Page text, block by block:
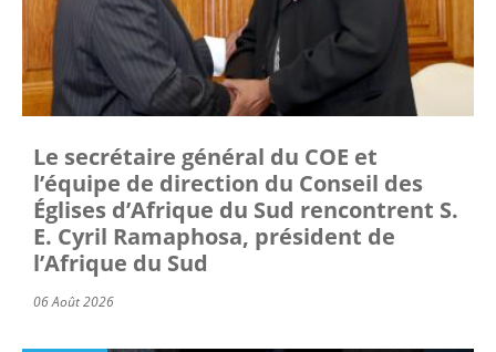
Le secrétaire général du COE et
l’équipe de direction du Conseil des
Églises d’Afrique du Sud rencontrent S.
E. Cyril Ramaphosa, président de
l’Afrique du Sud
06 Août 2026